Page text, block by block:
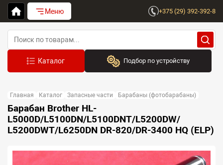
Меню +375 (29) 392-392-8
Подбор по устройству
Выберите бренд
Устройство:
Сначала выберите бренд
Главная Каталог Запасные части Барабаны (фотобарабаны)
Барабан Brother HL-
L5000D/L5100DN/L5100DNT/L5200DW/
L5200DWT/L6250DN DR-820/DR-3400 HQ (ELP)